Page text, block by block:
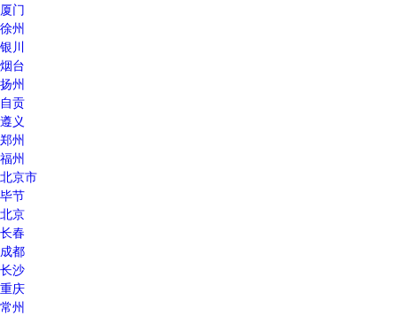
厦门
徐州
银川
烟台
扬州
自贡
遵义
郑州
福州
北京市
毕节
北京
长春
成都
长沙
重庆
常州